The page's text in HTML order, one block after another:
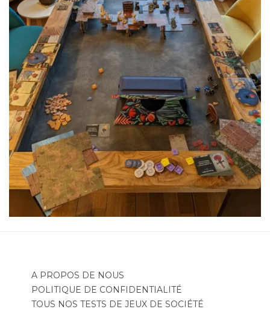
A PROPOS DE NOUS
POLITIQUE DE CONFIDENTIALITÉ
TOUS NOS TESTS DE JEUX DE SOCIÉTÉ